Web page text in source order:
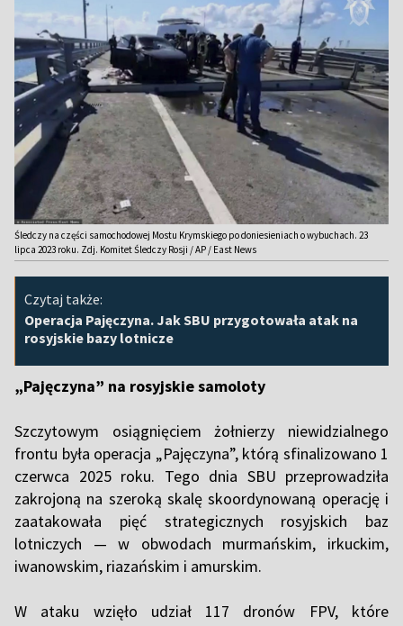
Śledczy na części samochodowej Mostu Krymskiego po doniesieniach o wybuchach. 23
lipca 2023 roku. Zdj. Komitet Śledczy Rosji / AP / East News
Czytaj także:
Operacja Pajęczyna. Jak SBU przygotowała atak na
rosyjskie bazy lotnicze
„Pajęczyna” na rosyjskie samoloty
Szczytowym osiągnięciem żołnierzy niewidzialnego
frontu była operacja „Pajęczyna”, którą sfinalizowano 1
czerwca 2025 roku. Tego dnia SBU przeprowadziła
zakrojoną na szeroką skalę skoordynowaną operację i
zaatakowała pięć strategicznych rosyjskich baz
lotniczych — w obwodach murmańskim, irkuckim,
iwanowskim, riazańskim i amurskim.
W ataku wzięło udział 117 dronów FPV, które